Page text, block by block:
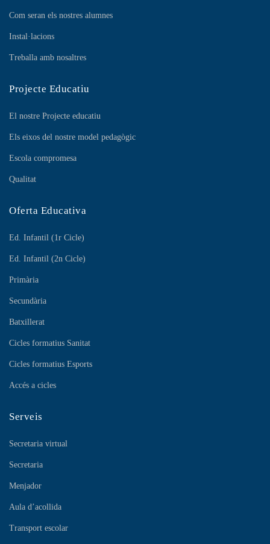
Com seran els nostres alumnes
Instal·lacions
Treballa amb nosaltres
Projecte Educatiu
El nostre Projecte educatiu
Els eixos del nostre model pedagògic
Escola compromesa
Qualitat
Oferta Educativa
Ed. Infantil (1r Cicle)
Ed. Infantil (2n Cicle)
Primària
Secundària
Batxillerat
Cicles formatius Sanitat
Cicles formatius Esports
Accés a cicles
Serveis
Secretaria virtual
Secretaria
Menjador
Aula d’acollida
Transport escolar